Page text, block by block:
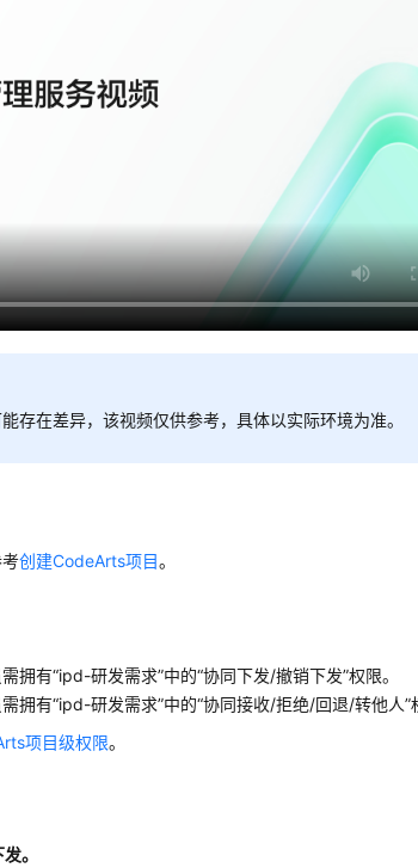
存在差异，该视频仅供参考，具体以实际环境为准。
创建CodeArts项目。
拥有“ipd-研发需求”中的“协同下发/撤销下发”权限。
拥有“ipd-研发需求”中的“协同接收/拒绝/回退/转他人”
项目级权限。
。